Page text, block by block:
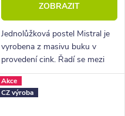
ZOBRAZIT
Jednolůžková postel Mistral je
vyrobena z masivu buku v
provedení cink. Řadí se mezi
kvalitní české výrobky
nábytkové řady HappyBed. U
postele Mistral oceníte zejména
Akce
CZ výroba